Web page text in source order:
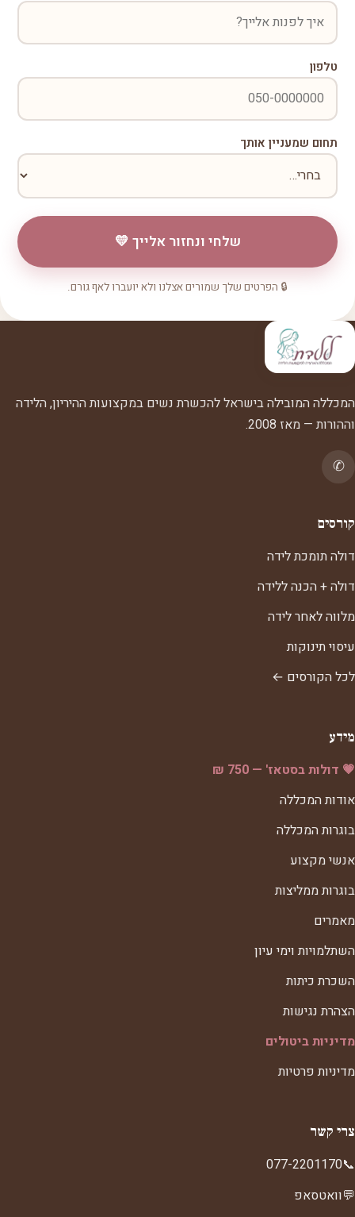
טלפון
תחום שמעניין אותך
שלחי ונחזור אלייך 💛
🔒 הפרטים שלך שמורים אצלנו ולא יועברו לאף גורם.
המכללה המובילה בישראל להכשרת נשים במקצועות ההיריון, הלידה
וההורות — מאז 2008.
✆
קורסים
דולה תומכת לידה
דולה + הכנה ללידה
מלווה לאחר לידה
עיסוי תינוקות
לכל הקורסים ←
מידע
💗 דולות בסטאז' — 750 ₪
אודות המכללה
בוגרות המכללה
אנשי מקצוע
בוגרות ממליצות
מאמרים
השתלמויות וימי עיון
השכרת כיתות
הצהרת נגישות
מדיניות ביטולים
מדיניות פרטיות
צרי קשר
📞
077-2201170
💬וואטסאפ